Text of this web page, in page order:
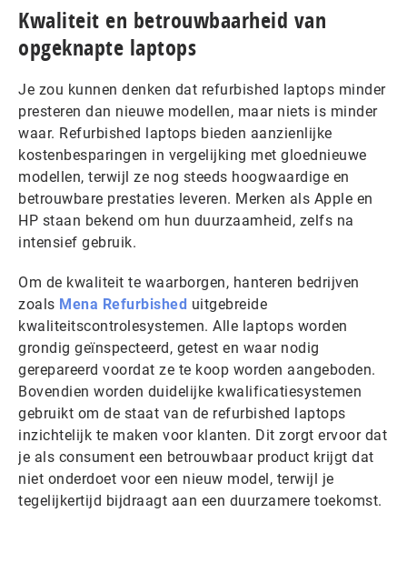
Kwaliteit en betrouwbaarheid van
opgeknapte laptops
Je zou kunnen denken dat refurbished laptops minder
presteren dan nieuwe modellen, maar niets is minder
waar. Refurbished laptops bieden aanzienlijke
kostenbesparingen in vergelijking met gloednieuwe
modellen, terwijl ze nog steeds hoogwaardige en
betrouwbare prestaties leveren. Merken als Apple en
HP staan bekend om hun duurzaamheid, zelfs na
intensief gebruik.
Om de kwaliteit te waarborgen, hanteren bedrijven
zoals Mena Refurbished uitgebreide
kwaliteitscontrolesystemen. Alle laptops worden
grondig geïnspecteerd, getest en waar nodig
gerepareerd voordat ze te koop worden aangeboden.
Bovendien worden duidelijke kwalificatiesystemen
gebruikt om de staat van de refurbished laptops
inzichtelijk te maken voor klanten. Dit zorgt ervoor dat
je als consument een betrouwbaar product krijgt dat
niet onderdoet voor een nieuw model, terwijl je
tegelijkertijd bijdraagt aan een duurzamere toekomst.